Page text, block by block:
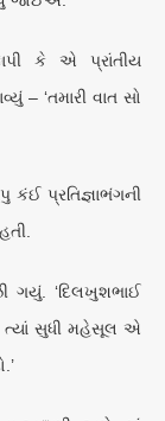
કે એ પ્રાંતીય
– ‘તમારી વાત સો
કંઈ પ્રતિજ્ઞાભંગની
ગયું. ‘દિલખુશભાઈ
ત્યાં સુધી મહેસૂલ એ